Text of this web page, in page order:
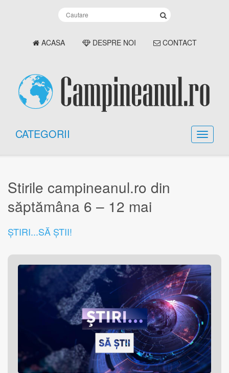
ACASA DESPRE NOI CONTACT
CATEGORII
Stirile campineanul.ro din
săptămâna 6 – 12 mai
ȘTIRI...SĂ ȘTII!